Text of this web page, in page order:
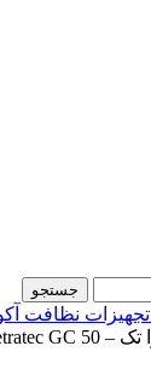
جستجو
تجهیزات نظافت